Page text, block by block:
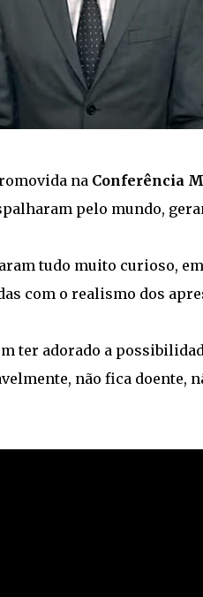
na Conferência
pelo mundo,
tudo muito curioso,
com o realismo dos
ter adorado a
não fica doente,